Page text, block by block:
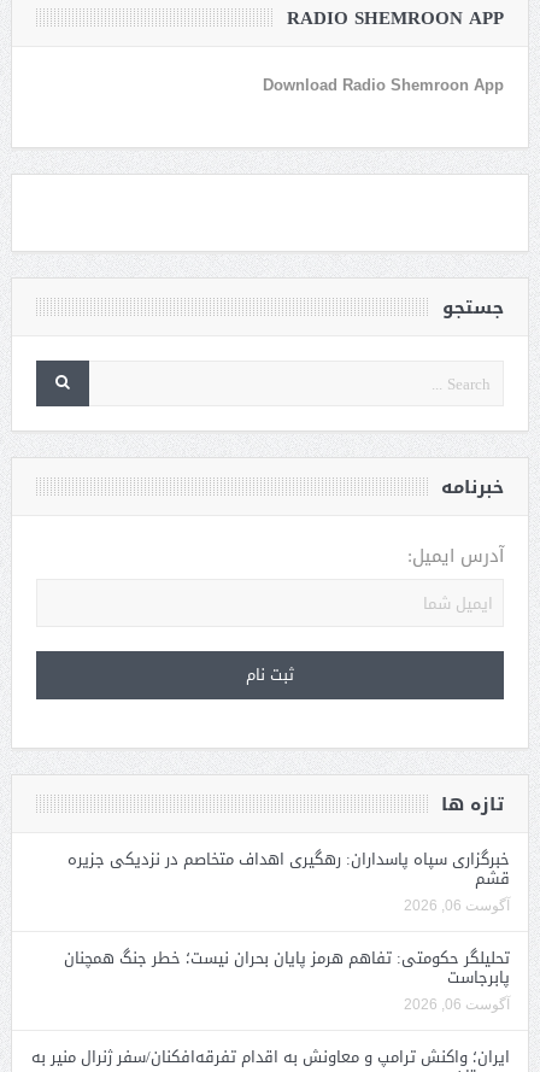
RADIO SHEMROON APP
Download Radio Shemroon App
جستجو
خبرنامه
آدرس ایمیل:
تازه ها
خبرگزاری سپاه پاسداران: رهگیری اهداف متخاصم در نزدیکی جزیره
قشم
آگوست 06, 2026
تحلیلگر حکومتی: تفاهم هرمز پایان بحران نیست؛ خطر جنگ همچنان
پابرجاست
آگوست 06, 2026
ایران؛ واکنش ترامپ و معاونش به اقدام تفرقه‌افکنان/سفر ژنرال منیر به